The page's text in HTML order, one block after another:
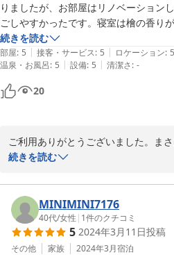
りましたが、お部屋はリノベーション
ごしやすかったです。寝室は檜の香り
ゃんの家に来ているような雰囲気があ
ていました。スマホの充電器、キッチ
充実していて良かったです！個人的に
宅と同じだったので家の感覚で過ごせ
当日に親切にお電話くださってありがた
続きを読む
部屋: 5 | 接客・サービス: 5 | ロケーション: 5
温泉・お風呂: 5 | 設備: 5 | 清潔さ: -
20
ご利用ありがとうございました。ま
いでいただく雰囲気を目指していま
致します。是非又ご利用ください。
2024-03-25
続きを読む
MINIMINI7176
40代/女性 | 1件のクチコミ
5 2024年3月11日投稿
その他 家族 2024年3月宿泊